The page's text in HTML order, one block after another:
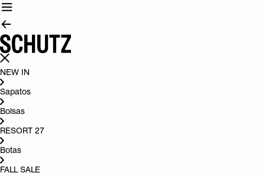
NEW IN
Sapatos
Bolsas
RESORT 27
Botas
FALL SALE